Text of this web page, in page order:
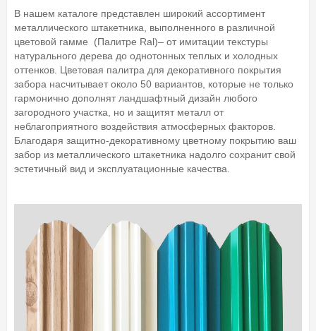
В нашем каталоге представлен широкий ассортимент
металлического штакетника, выполненного в различной
цветовой гамме (Палитре Ral)– от имитации текстуры
натурального дерева до однотонных теплых и холодных
оттенков. Цветовая палитра для декоративного покрытия
забора насчитывает около 50 вариантов, которые не только
гармонично дополнят ландшафтный дизайн любого
загородного участка, но и защитят металл от
неблагоприятного воздействия атмосферных факторов.
Благодаря защитно-декоративному цветному покрытию ваш
забор из металлического штакетника надолго сохранит свой
эстетичный вид и эксплуатационные качества.